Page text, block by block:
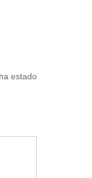
estado